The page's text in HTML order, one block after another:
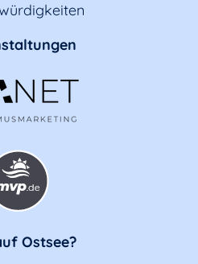
Ostsee?